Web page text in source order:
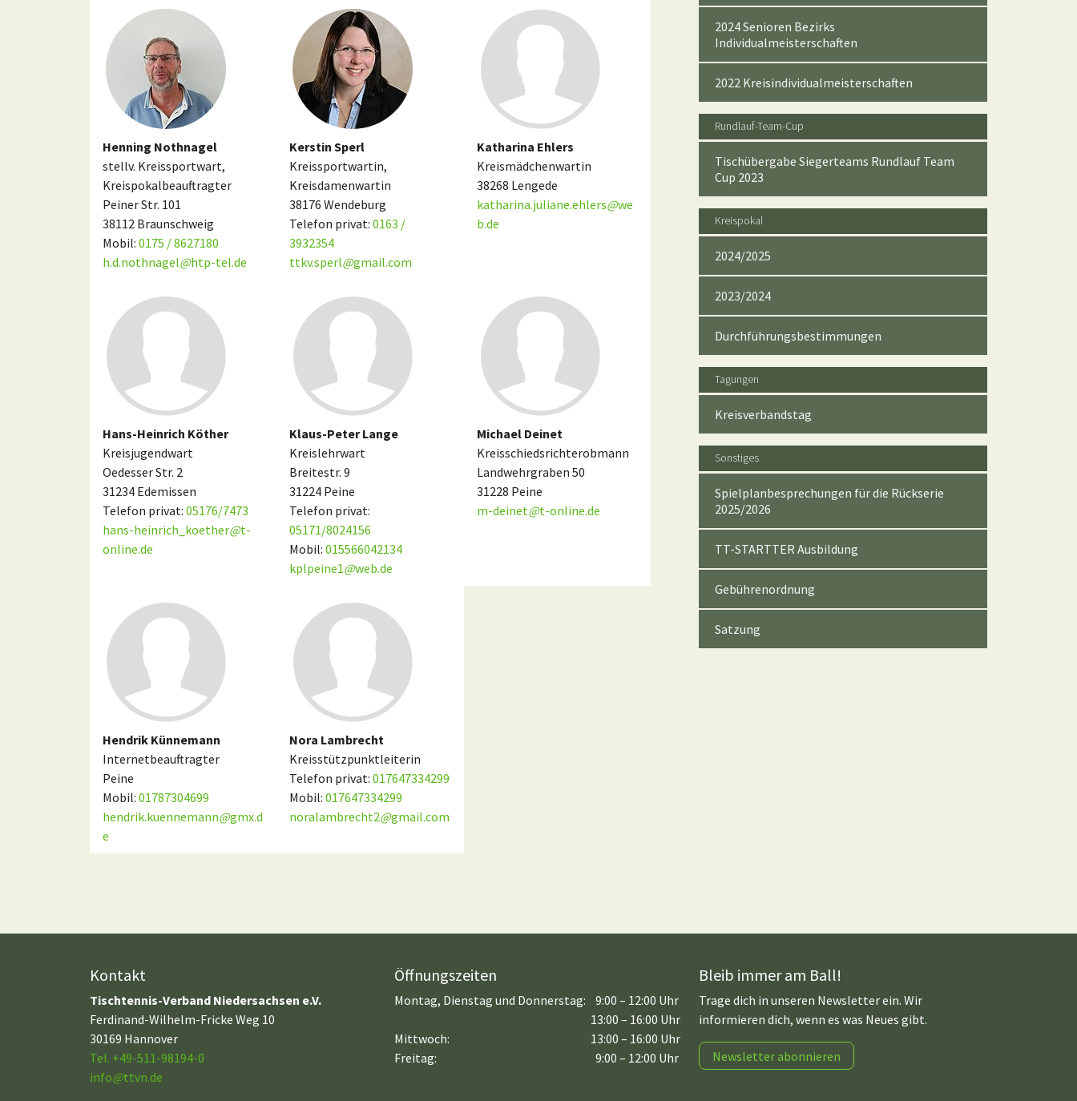
Henning Nothnagel
stellv. Kreissportwart,
Kreispokalbeauftragter
Peiner Str. 101
38112 Braunschweig
Mobil: 0175 / 8627180
h.d.nothnagel@htp-tel.de
Kerstin Sperl
Kreissportwartin,
Kreisdamenwartin
38176 Wendeburg
Telefon privat:0163 /
3932354
ttkv.sperl@gmail.com
Katharina Ehlers
Kreismädchenwartin
38268 Lengede
katharina.juliane.ehlers@we
b.de
Hans-Heinrich Köther
Kreisjugendwart
Oedesser Str. 2
31234 Edemissen
Telefon privat: 05176/7473
hans-heinrich_koether@t-
online.de
Klaus-Peter Lange
Kreislehrwart
Breitestr. 9
31224 Peine
Telefon privat:
05171/8024156
Mobil:015566042134
kplpeine1@web.de
Michael Deinet
Kreisschiedsrichterobmann
Landwehrgraben 50
31228 Peine
m-deinet@t-online.de
Hendrik Künnemann
Internetbeauftragter
Peine
Mobil: 01787304699
hendrik.kuennemann@gmx.d
e
Nora Lambrecht
Kreisstützpunktleiterin
Telefon privat:017647334299
Mobil:017647334299
noralambrecht2@gmail.com
2024 Senioren Bezirks
Individualmeisterschaften
2022 Kreisindividualmeisterschaften
Rundlauf-Team-Cup
Tischübergabe Siegerteams Rundlauf Team
Cup 2023
Kreispokal
2024/2025
2023/2024
Durchführungsbestimmungen
Tagungen
Kreisverbandstag
Sonstiges
Spielplanbesprechungen für die Rückserie
2025/2026
TT-STARTTER Ausbildung
Gebührenordnung
Satzung
Kontakt
Tischtennis-Verband Niedersachsen e.V.
Ferdinand-Wilhelm-Fricke Weg 10
30169 Hannover
Tel. +49-511-98194-0
info@ttvn.de
Öffnungszeiten
Montag, Dienstag und Donnerstag:
9:00 – 12:00 Uhr
13:00 – 16:00 Uhr
Mittwoch:
Freitag:
13:00 – 16:00 Uhr
9:00 – 12:00 Uhr
Bleib immer am Ball!
Trage dich in unseren Newsletter ein. Wir
informieren dich, wenn es was Neues gibt.
Newsletter abonnieren